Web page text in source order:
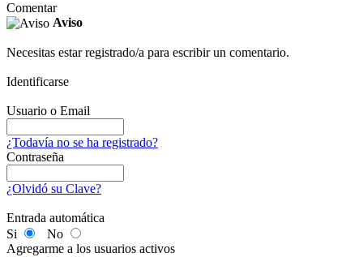
Comentar
Aviso
Necesitas estar registrado/a para escribir un comentario.
Identificarse
Usuario o Email
¿Todavía no se ha registrado?
Contraseña
¿Olvidó su Clave?
Entrada automática
Si
No
Agregarme a los usuarios activos